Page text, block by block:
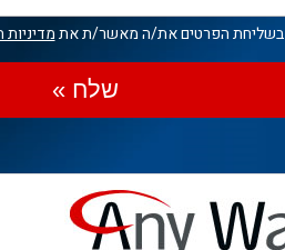
בשליחת הפרטים את/ה מאשר/ת את
שלח »